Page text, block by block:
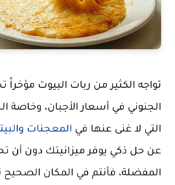
تواجه الكثير من ربات البيوت مؤخراً
الجنوني في أسعار الأجبان، وخاصة
التي لا غنى عنها في المعجنات
عن حل ذكي يوفر ميزانيتك دون أن
المفضلة، فأنتم في المكان الصحيح